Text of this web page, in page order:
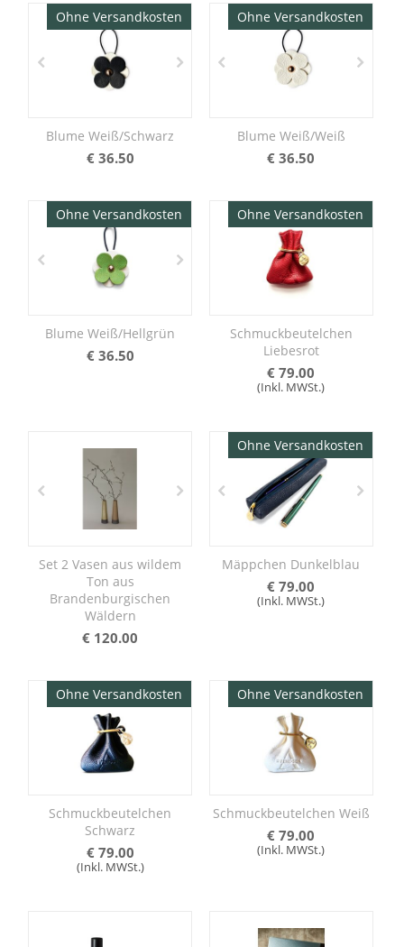
Ohne Versandkosten
Blume Weiß/Schwarz
€ 36.50
Ohne Versandkosten
Blume Weiß/Weiß
€ 36.50
Ohne Versandkosten
Blume Weiß/Hellgrün
€ 36.50
Ohne Versandkosten
Schmuckbeutelchen
Liebesrot
€ 79.00
(Inkl. MWSt.)
Set 2 Vasen aus wildem
Ton aus
Brandenburgischen
Wäldern
€ 120.00
Ohne Versandkosten
Mäppchen Dunkelblau
€ 79.00
(Inkl. MWSt.)
Ohne Versandkosten
Schmuckbeutelchen
Schwarz
€ 79.00
(Inkl. MWSt.)
Ohne Versandkosten
Schmuckbeutelchen Weiß
€ 79.00
(Inkl. MWSt.)